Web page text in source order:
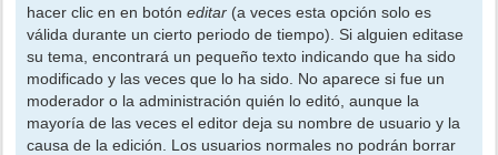
hacer clic en en botón editar (a veces esta opción solo es
válida durante un cierto periodo de tiempo). Si alguien editase
su tema, encontrará un pequeño texto indicando que ha sido
modificado y las veces que lo ha sido. No aparece si fue un
moderador o la administración quién lo editó, aunque la
mayoría de las veces el editor deja su nombre de usuario y la
causa de la edición. Los usuarios normales no podrán borrar